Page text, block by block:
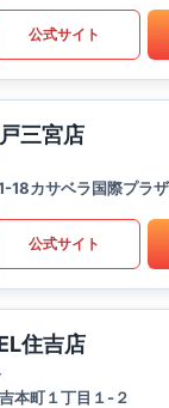
公式サイト
三宮店
18カサベラ国際プラ
公式サイト
住吉店
本町１丁目１-２